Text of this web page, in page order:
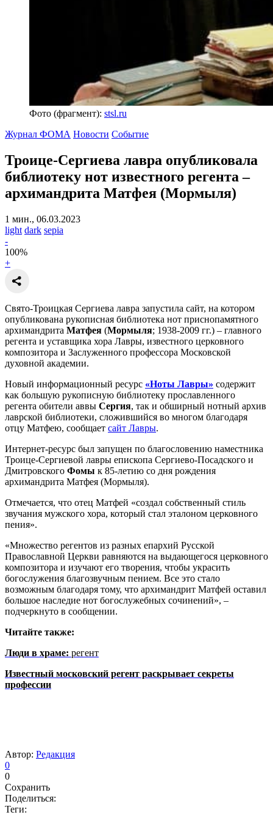
Фото (фрагмент): stsl.ru
Журнал ФОМА Новости Событие
Троице-Сергиева лавра опубликовала
библиотеку нот известного регента –
архимандрита Матфея (Мормыля)
1 мин., 06.03.2023
light dark sepia
-
100%
+
Свято-Троицкая Сергиева лавра запустила сайт, на котором
опубликована рукописная библиотека нот приснопамятного
архимандрита Матфея (Мормыля; 1938-2009 гг.) – главного
регента и уставщика хора Лавры, известного церковного
композитора и Заслуженного профессора Московской
духовной академии.
Новый информационный ресурс «Ноты Лавры» содержит
как большую рукописную библиотеку прославленного
регента обители аввы Сергия, так и обширный нотный архив
лаврской библиотеки, сложившийся во многом благодаря
отцу Матфею, сообщает сайт Лавры.
Интернет-ресурс был запущен по благословению наместника
Троице-Сергиевой лавры епископа Сергиево-Посадского и
Дмитровского Фомы к 85-летию со дня рождения
архимандрита Матфея (Мормыля).
Отмечается, что отец Матфей «создал собственный стиль
звучания мужского хора, который стал эталоном церковного
пения».
«Множество регентов из разных епархий Русской
Православной Церкви равняются на выдающегося церковного
композитора и изучают его творения, чтобы украсить
богослужения благозвучным пением. Все это стало
возможным благодаря тому, что архимандрит Матфей оставил
большое наследие нот богослужебных сочинений», –
подчеркнуто в сообщении.
Читайте также:
Люди в храме: регент
Известный московский регент раскрывает секреты
профессии
Автор: Редакция
0
0
Сохранить
Поделиться:
Теги: